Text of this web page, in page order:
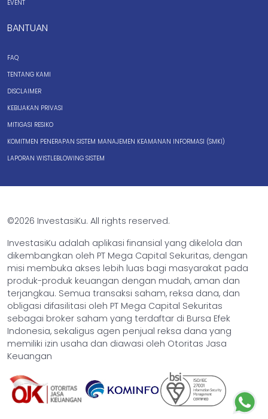
EVENT
BANTUAN
FAQ
TENTANG KAMI
DISCLAIMER
KEBIJAKAN PRIVASI
MITIGASI RESIKO
KOMITMEN PENERAPAN SISTEM MANAJEMEN KEAMANAN INFORMASI (SMKI)
LAPORAN WISTLEBLOWING SISTEM
©2026 InvestasiKu. All rights reserved.
InvestasiKu adalah aplikasi finansial yang dikelola dan
dikembangkan oleh PT Mega Capital Sekuritas, dengan
misi membuka akses lebih luas bagi masyarakat pada
produk-produk keuangan dengan mudah, aman dan
terjangkau. Semua transaksi saham, reksa dana, dan
obligasi difasilitasi oleh PT Mega Capital Sekuritas
sebagai broker saham yang terdaftar di Bursa Efek
Indonesia, sekaligus agen penjual reksa dana yang
memiliki izin usaha dan diawasi oleh Otoritas Jasa
Keuangan